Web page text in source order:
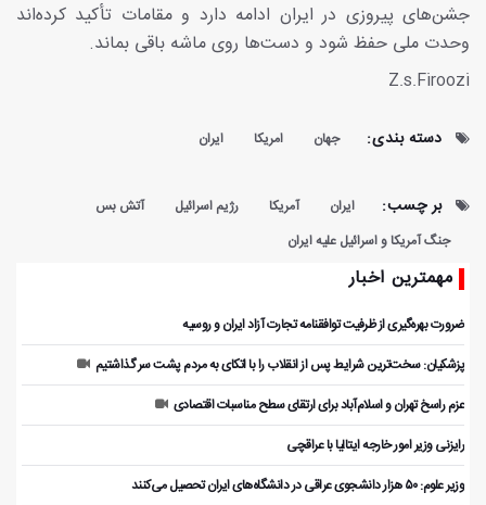
جشن‌های پیروزی در ایران ادامه دارد و مقامات تأکید کرده‌اند
وحدت ملی حفظ شود و دست‌ها روی ماشه باقی بماند.
Z.s.Firoozi
دسته بندی: جهان امریکا ایران
بر چسب: ایران آمریکا رژیم اسرائیل
آتش بس
جنگ آمریکا و اسرائیل علیه ایران
مهمترین اخبار
ضرورت بهره‌گیری از ظرفیت توافقنامه تجارت آزاد ایران و روسیه
پزشکیان: سخت‌ترین شرایط پس از انقلاب را با اتکای به مردم پشت سر گذاشتیم
عزم راسخ تهران و اسلام‌آباد برای ارتقای سطح مناسبات اقتصادی
رایزنی وزیر امور خارجه ایتالیا با عراقچی
وزیر علوم: ۵۰ هزار دانشجوی عراقی در دانشگاه‌های ایران تحصیل می‌کنند